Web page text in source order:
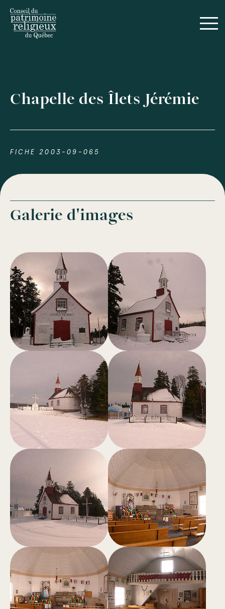
Chapelle des Îlets Jérémie
FICHE 2003-09-065
Galerie d'images